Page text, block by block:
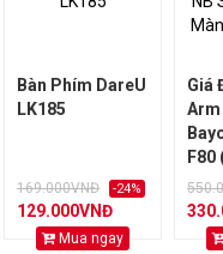
Bàn Phím DareU
LK185
169.000VNĐ -24%
129.000VNĐ
Mua ngay
Giá
F80
35